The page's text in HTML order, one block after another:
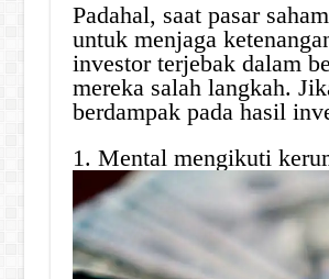
Padahal, saat pasar
untuk menjaga
investor terjebak dalam
mereka salah langkah.
berdampak pada hasil
1. Mental mengikuti